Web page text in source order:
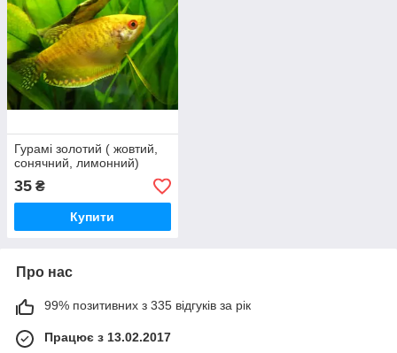
Гурамі золотий ( жовтий,
сонячний, лимонний)
35 ₴
Купити
Про нас
99% позитивних з 335 відгуків за рік
Працює з 13.02.2017